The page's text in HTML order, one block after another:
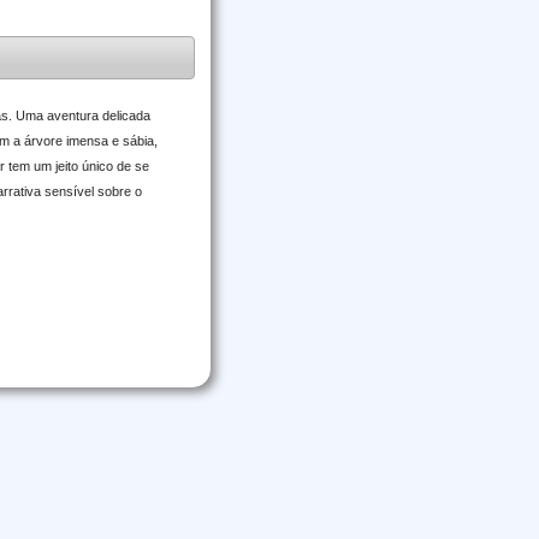
Uma aventura delicada
a árvore imensa e sábia,
tem um jeito único de se
sensível sobre o